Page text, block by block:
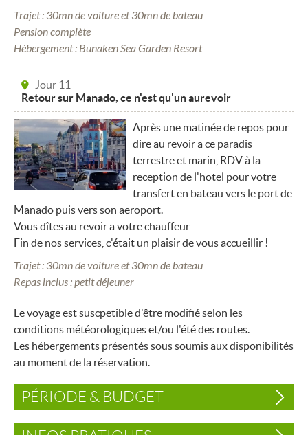
Trajet : 30mn de voiture et 30mn de bateau
Pension complète
Hébergement : Bunaken Sea Garden Resort
Jour 11
Retour sur Manado, ce n'est qu'un aurevoir
Après une matinée de repos pour
dire au revoir a ce paradis
terrestre et marin, RDV à la
reception de l'hotel pour votre
transfert en bateau vers le port de
Manado puis vers son aeroport.
Vous dîtes au revoir a votre chauffeur
Fin de nos services, c'était un plaisir de vous accueillir !
Trajet : 30mn de voiture et 30mn de bateau
Repas inclus : petit déjeuner
Le voyage est suscpetible d'être modifié selon les
conditions météorologiques et/ou l'été des routes.
Les hébergements présentés sous soumis aux disponibilités
au moment de la réservation.
PÉRIODE & BUDGET